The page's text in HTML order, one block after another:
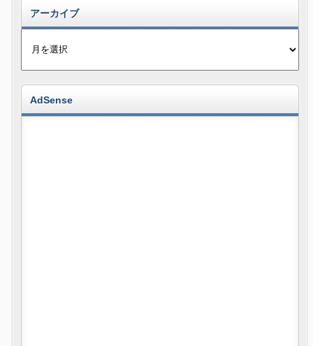
アーカイブ
AdSense